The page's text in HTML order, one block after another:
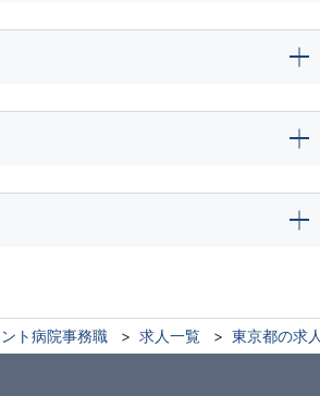
ト病院事務職 求人一覧 東京都の求